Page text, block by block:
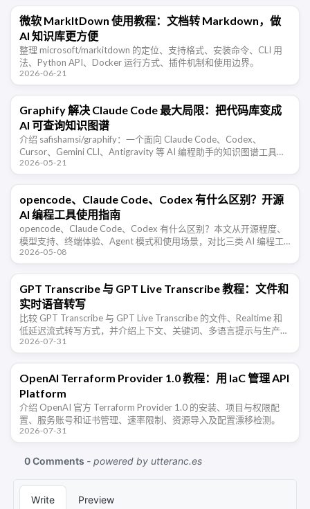
微软 MarkItDown 使用教程：文档转 Markdown，做
AI 知识库更方便
整理 microsoft/markitdown 的定位、支持格式、安装命令、CLI 用
法、Python API、Docker 运行方式、插件机制和使用边界。
2026-06-21
Graphify 解决 Claude Code 最大局限：把代码库变成
AI 可查询知识图谱
介绍 safishamsi/graphify：一个面向 Claude Code、Codex、
Cursor、Gemini CLI、Antigravity 等 AI 编程助手的知识图谱工具，
可把代码、数据 …
2026-05-21
opencode、Claude Code、Codex 有什么区别？开源
AI 编程工具使用指南
opencode、Claude Code、Codex 有什么区别？本文从开源程度、
模型支持、终端体验、Agent 模式和使用场景，对比三类 AI 编程工
具的特点。
2026-05-08
GPT Transcribe 与 GPT Live Transcribe 教程：文件和
实时语音转写
比较 GPT Transcribe 与 GPT Live Transcribe 的文件、Realtime 和
低延迟流式转写方式，并介绍上下文、关键词、多语言提示与生产部
署注意事项。
2026-07-31
OpenAI Terraform Provider 1.0 教程：用 IaC 管理 API
Platform
介绍 OpenAI 官方 Terraform Provider 1.0 的安装、项目与权限配
置、服务账号和证书管理、速率限制、资源导入及配置漂移检测。
2026-07-31